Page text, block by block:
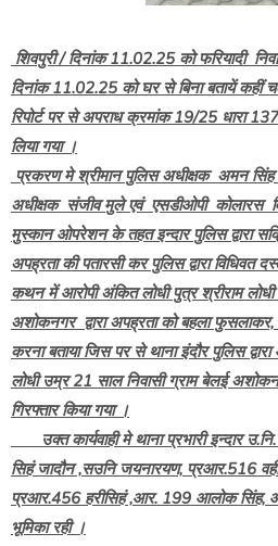
शिवपुरी / दिनांक 11.02.25 को फरियादी
दिनांक 11.02.25 को घर से बिना बतायें कहीं
रिपोर्ट पर से अपराध क्रमांक 19/25 धारा
लिया गया ।
प्रकरण मे श्रीमान पुलिस अधीक्षक अमन सिंह
अधीक्षक संजीव मुले एवं एसडीओपी कोलारस
मुस्कान ओपरेशन के तहत इन्दार पुलिस द्वारा
अपह्रता की पतारसी कर पुलिस द्वारा विधिवत
कथन में आरोपी अंकित लोधी पुत्र श्रीराम
अशोकनगर द्वारा अपह्रता को बहला फुसलाकर,
करना बताया जिस पर से थाना इंदौर पुलिस
लोधी उम्र 21 साल निवासी ग्राम बेलई
गिरफ्तार किया गया ।
उक्त कार्यवाही मे थाना प्रभारी इन्दार
सिहं जादौन ,सउनि जयनारयण, प्रआर.516
प्रआर.456 हरीसिहं ,आर. 199 आलोक सिंह,
भूमिका रही ।